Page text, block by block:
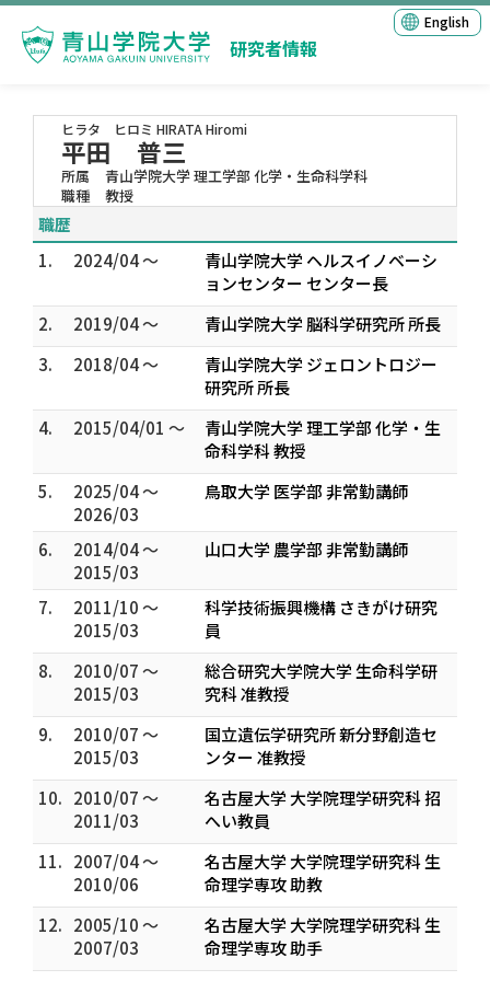
研究者情報
English
ヒラタ ヒロミ HIRATA Hiromi
平田 普三
所属
青山学院大学 理工学部 化学・生命科学科
職種
教授
職歴
1.
2024/04 ～
青山学院大学 ヘルスイノベーシ
ョンセンター センター長
2.
2019/04 ～
青山学院大学 脳科学研究所 所長
3.
2018/04 ～
青山学院大学 ジェロントロジー
研究所 所長
4.
2015/04/01 ～
青山学院大学 理工学部 化学・生
命科学科 教授
5.
2025/04 ～
2026/03
鳥取大学 医学部 非常勤講師
6.
2014/04 ～
2015/03
山口大学 農学部 非常勤講師
7.
2011/10 ～
2015/03
科学技術振興機構 さきがけ研究
員
8.
2010/07 ～
2015/03
総合研究大学院大学 生命科学研
究科 准教授
9.
2010/07 ～
2015/03
国立遺伝学研究所 新分野創造セ
ンター 准教授
10. 2010/07 ～
2011/03
名古屋大学 大学院理学研究科 招
へい教員
11. 2007/04 ～
2010/06
名古屋大学 大学院理学研究科 生
命理学専攻 助教
12. 2005/10 ～
2007/03
名古屋大学 大学院理学研究科 生
命理学専攻 助手